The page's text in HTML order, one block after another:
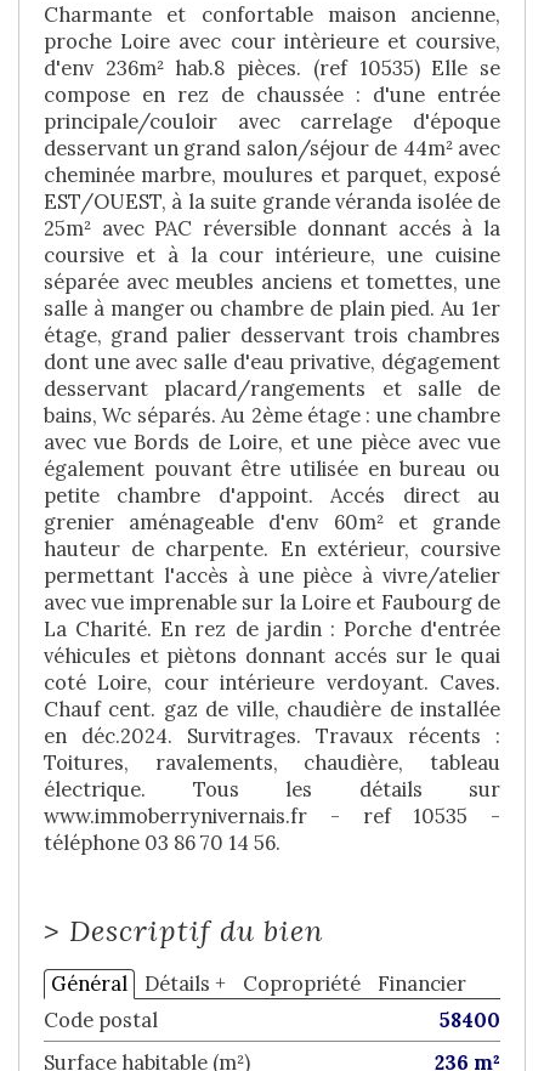
Charmante et confortable maison ancienne,
proche Loire avec cour intèrieure et coursive,
d'env 236m² hab.8 pièces. (ref 10535) Elle se
compose en rez de chaussée : d'une entrée
principale/couloir avec carrelage d'époque
desservant un grand salon/séjour de 44m² avec
cheminée marbre, moulures et parquet, exposé
EST/OUEST, à la suite grande véranda isolée de
25m² avec PAC réversible donnant accés à la
coursive et à la cour intérieure, une cuisine
séparée avec meubles anciens et tomettes, une
salle à manger ou chambre de plain pied. Au 1er
étage, grand palier desservant trois chambres
dont une avec salle d'eau privative, dégagement
desservant placard/rangements et salle de
bains, Wc séparés. Au 2ème étage : une chambre
avec vue Bords de Loire, et une pièce avec vue
également pouvant être utilisée en bureau ou
petite chambre d'appoint. Accés direct au
grenier aménageable d'env 60m² et grande
hauteur de charpente. En extérieur, coursive
permettant l'accès à une pièce à vivre/atelier
avec vue imprenable sur la Loire et Faubourg de
La Charité. En rez de jardin : Porche d'entrée
véhicules et piètons donnant accés sur le quai
coté Loire, cour intérieure verdoyant. Caves.
Chauf cent. gaz de ville, chaudière de installée
en déc.2024. Survitrages. Travaux récents :
Toitures, ravalements, chaudière, tableau
électrique. Tous les détails sur
www.immoberrynivernais.fr - ref 10535 -
téléphone 03 86 70 14 56.
> Descriptif du bien
Général Détails + Copropriété
Financier
Code postal
58400
Surface habitable (m²)
236 m²